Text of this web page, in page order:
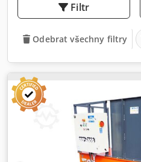
Filtr
Odebrat všechny filtry